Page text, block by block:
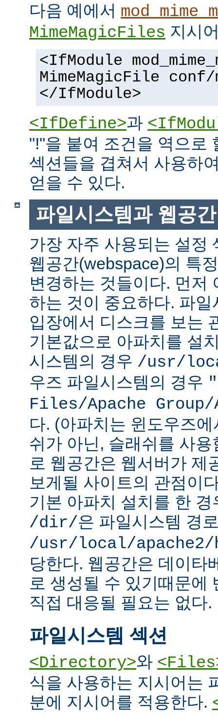
다음 예에서
MimeMagicFiles 지시
<IfModule
MimeMagicFile conf/
</IfModule>
<IfDefine>과
"!"을 붙여 조건을 역으로
섹션들을 겹쳐서 사용하
얻을 수 있다.
파일시스템과 웹공간
가장 자주 사용되는 설정
웹공간(webspace)의 특
변경하는 것들이다. 먼저
하는 것이 중요하다. 파
입장에서 디스크를 보는
기본값으로 아파치를 설
시스템의 경우 /usr/
우즈 파일시스템의 경우
Files/Apache Group/
다. (아파치는 윈도우즈
쉬가 아닌, 슬래쉬를 사
로 웹공간은 웹서버가 제
보게될 사이트의 관점이
기본 아파치 설치를 한
/dir/은 파일시스템 경
/usr/local/
당한다. 웹공간은 데이타
로 생성될 수 있기때문에
직접 대응될 필요는 없다.
파일시스템 섹션
<Directory>와
식을 사용하는 지시어는
분에 지시어를 적용한다.